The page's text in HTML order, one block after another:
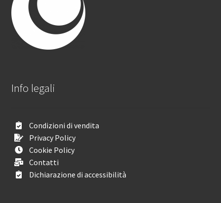
Info legali
Condizioni di vendita
Privacy Policy
Cookie Policy
Contatti
Dichiarazione di accessibilità